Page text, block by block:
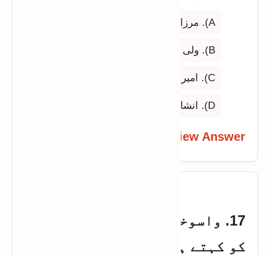
A). مرزا رفیع سودا
B). ولی دکنی
C). امیر خسرو
D). انشاء اللہ خاں انشا
View Answer
17. واسوخت کس انداز کی شاعری
کو کہتے ہیں؟